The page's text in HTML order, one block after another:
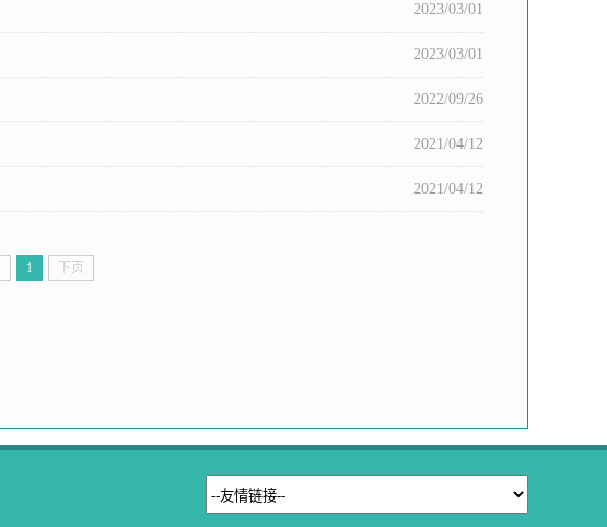
2023/03/01
2023/03/01
2022/09/26
2021/04/12
2021/04/12
1 下页